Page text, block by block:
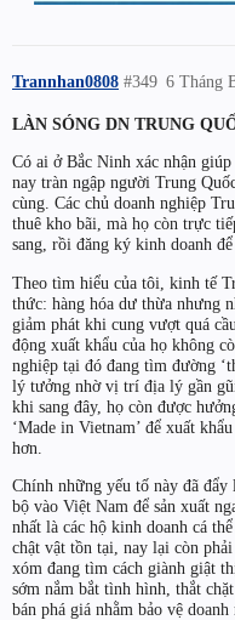
Trannhan0808 6 Tháng
#349
LÀN SÓNG DN TRUNG
Có ai ở Bắc Ninh xác nhận
nay tràn ngập người Trung
cùng. Các chủ doanh nghiệp
thuê kho bãi, mà họ còn trực
sang, rồi đăng ký kinh doanh
Theo tìm hiểu của tôi, kinh tế
thức: hàng hóa dư thừa nhưng
giảm phát khi cung vượt quá
động xuất khẩu của họ không
nghiệp tại đó đang tìm đường
lý tưởng nhờ vị trí địa lý gần
khi sang đây, họ còn được
‘Made in Vietnam’ để xuất
hơn.
Chính những yếu tố này đã đẩy
bộ vào Việt Nam để sản xuất
nhất là các hộ kinh doanh cá
chật vật tồn tại, nay lại còn
xóm đang tìm cách giành giật
sớm nắm bắt tình hình, thắt
bán phá giá nhằm bảo vệ